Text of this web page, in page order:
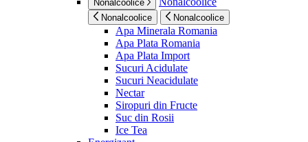
Nonalcoolice
Nonalcoolice Nonalcoolice
Apa Minerala Romania
Apa Plata Romania
Apa Plata Import
Sucuri Acidulate
Sucuri Neacidulate
Nectar
Siropuri din Fructe
Suc din Rosii
Ice Tea